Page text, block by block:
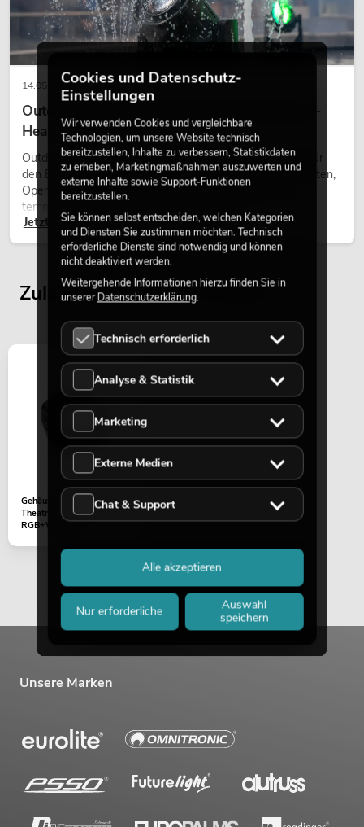
14.05.2026
Outdoor Moving-Heads: Wetterfeste Moving-
Heads bei Events
Outdoor Moving-Heads sind bewegliche Scheinwerfer für
den Einsatz im Freien. Sie werden bei Festivals, Stadtfesten,
Open-Air-Konzerten, Architekturinszenierungen und
temporären Außeninstallationen eingesetzt.
Jetzt lesen
Zuletzt angesehene Artikel
Gehäuseteil (hinten) LED
Theatre COB 100
RGB+WW sw
Unsere Marken
Cookies und Datenschutz-
Einstellungen
Wir verwenden Cookies und vergleichbare
Technologien, um unsere Website technisch
bereitzustellen, Inhalte zu verbessern, Statistikdaten
zu erheben, Marketingmaßnahmen auszuwerten und
externe Inhalte sowie Support-Funktionen
bereitzustellen.
Sie können selbst entscheiden, welchen Kategorien
und Diensten Sie zustimmen möchten. Technisch
erforderliche Dienste sind notwendig und können
nicht deaktiviert werden.
Weitergehende Informationen hierzu finden Sie in
unsererDatenschutzerklärung.
Technisch erforderlich
Analyse & Statistik
Marketing
Externe Medien
Chat & Support
Nur erforderliche
Auswahl
speichern
Alle akzeptieren